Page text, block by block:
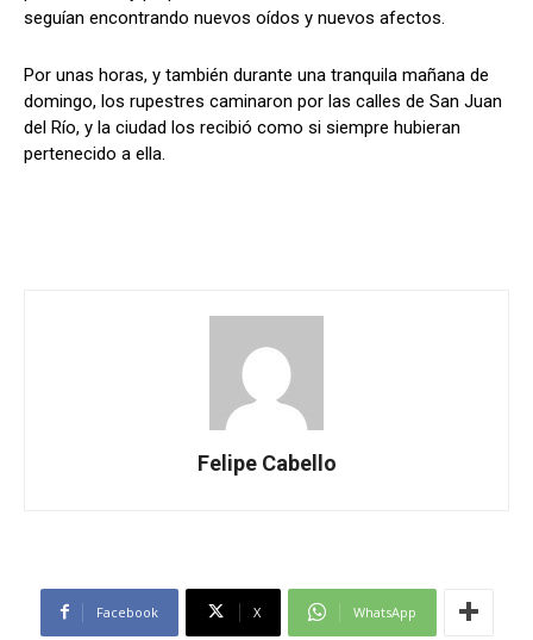
seguían encontrando nuevos oídos y nuevos afectos.
Por unas horas, y también durante una tranquila mañana de
domingo, los rupestres caminaron por las calles de San Juan
del Río, y la ciudad los recibió como si siempre hubieran
pertenecido a ella.
Felipe Cabello
Facebook X WhatsApp